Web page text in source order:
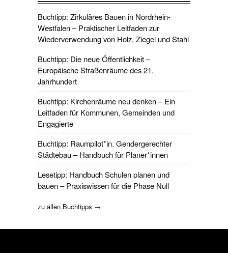
Buchtipp: Zirkuläres Bauen in Nordrhein-
Westfalen – Praktischer Leitfaden zur
Wiederverwendung von Holz, Ziegel und Stahl
Buchtipp: Die neue Öffentlichkeit –
Europäische Straßenräume des 21.
Jahrhundert
Buchtipp: Kirchenräume neu denken – Ein
Leitfaden für Kommunen, Gemeinden und
Engagierte
Buchtipp: Raumpilot*in. Gendergerechter
Städtebau – Handbuch für Planer*innen
Lesetipp: Handbuch Schulen planen und
bauen – Praxiswissen für die Phase Null
zu allen Buchtipps →